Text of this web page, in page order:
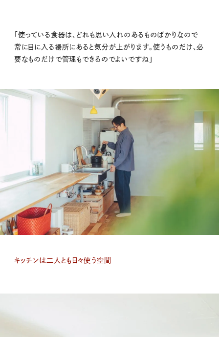
「使っている食器は、どれも思い入れのあるものばかりなので
常に目に入る場所にあると気分が上がります。使うものだけ、必
要なものだけで管理もできるのでよいですね」
キッチンは二人とも日々使う空間